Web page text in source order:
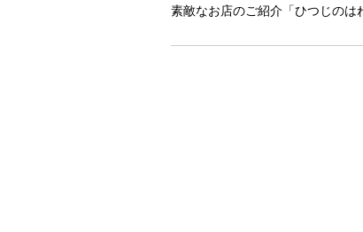
素敵なお店のご紹介「ひつじのは